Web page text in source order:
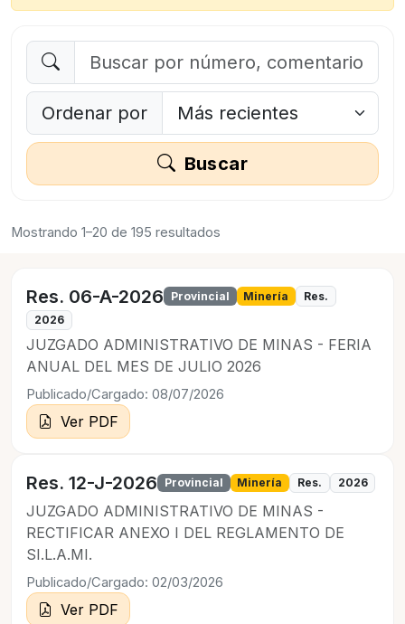
Ordenar por
Buscar
Mostrando 1–20 de 195 resultados
Res. 06-A-2026 Provincial Minería
Res.
2026
JUZGADO ADMINISTRATIVO DE MINAS - FERIA
ANUAL DEL MES DE JULIO 2026
Publicado/Cargado: 08/07/2026
Ver PDF
Res. 12-J-2026 Provincial Minería Res. 2026
JUZGADO ADMINISTRATIVO DE MINAS -
RECTIFICAR ANEXO I DEL REGLAMENTO DE
SI.L.A.MI.
Publicado/Cargado: 02/03/2026
Ver PDF